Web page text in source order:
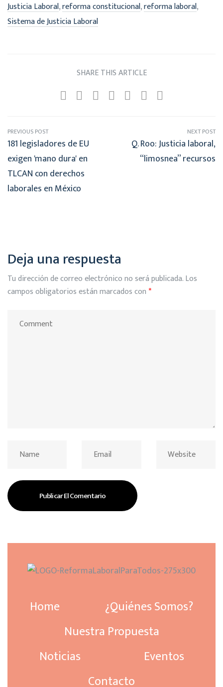
Justicia Laboral,reforma constitucional,reforma laboral,
Sistema de Justicia Laboral
SHARE THIS ARTICLE
PREVIOUS POST
181 legisladores de EU
exigen 'mano dura' en
TLCAN con derechos
laborales en México
NEXT POST
Q. Roo: Justicia laboral,
“limosnea” recursos
Deja una respuesta
Tu dirección de correo electrónico no será publicada.Los
campos obligatorios están marcados con*
Home
¿Quiénes Somos?
Nuestra Propuesta
Noticias
Eventos
Contacto